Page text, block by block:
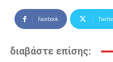
Facebook
διαβάστε επίσης: